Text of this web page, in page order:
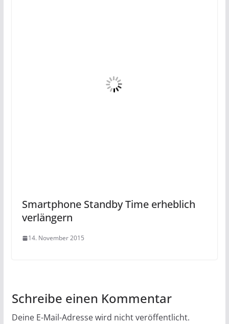
Smartphone Standby Time erheblich
verlängern
14. November 2015
Schreibe einen Kommentar
Deine E-Mail-Adresse wird nicht veröffentlicht.